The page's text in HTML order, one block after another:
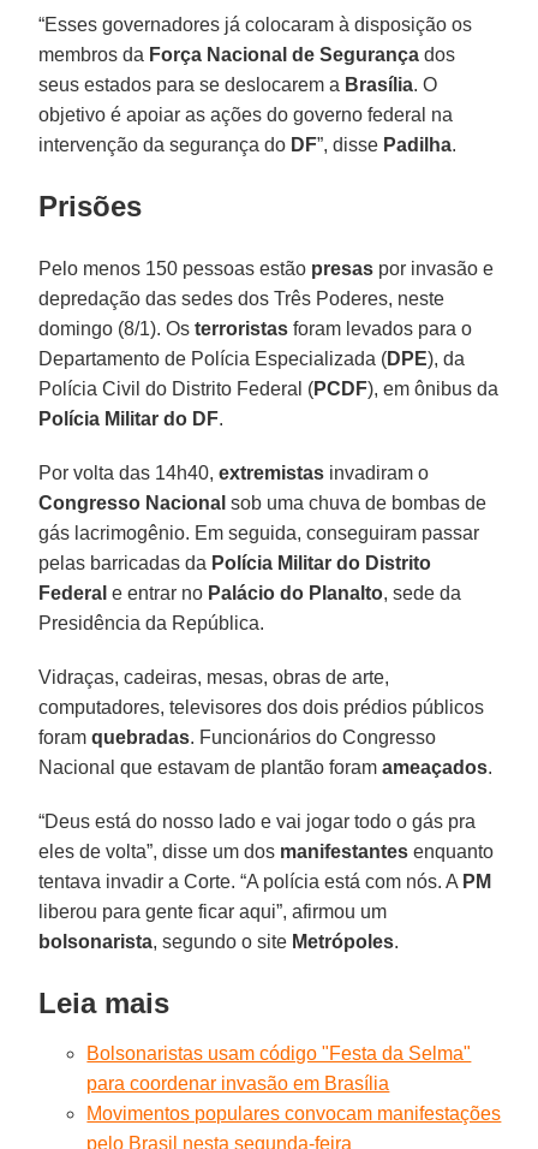
“Esses governadores já colocaram à disposição os
membros da Força Nacional de Segurança dos
seus estados para se deslocarem a Brasília. O
objetivo é apoiar as ações do governo federal na
intervenção da segurança do DF”, disse Padilha.
Prisões
Pelo menos 150 pessoas estão presas por invasão e
depredação das sedes dos Três Poderes, neste
domingo (8/1). Osterroristas foram levados para o
Departamento de Polícia Especializada (DPE), da
Polícia Civil do Distrito Federal (PCDF), em ônibus da
Polícia Militar do DF.
Por volta das 14h40,extremistas invadiram o
Congresso Nacional sob uma chuva de bombas de
gás lacrimogênio. Em seguida, conseguiram passar
pelas barricadas da Polícia Militar do Distrito
Federal e entrar no Palácio do Planalto, sede da
Presidência da República.
Vidraças, cadeiras, mesas, obras de arte,
computadores, televisores dos dois prédios públicos
foramquebradas. Funcionários do Congresso
Nacional que estavam de plantão foramameaçados.
“Deus está do nosso lado e vai jogar todo o gás pra
eles de volta”, disse um dos manifestantes enquanto
tentava invadir a Corte. “A polícia está com nós. A PM
liberou para gente ficar aqui”, afirmou um
bolsonarista, segundo o site Metrópoles.
Leia mais
Bolsonaristas usam código "Festa da Selma"
para coordenar invasão em Brasília
Movimentos populares convocam manifestações
pelo Brasil nesta segunda-feira